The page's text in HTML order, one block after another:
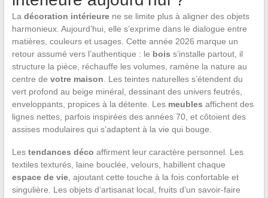
La décoration intérieurene se limite plus à aligner des objets
harmonieux. Aujourd’hui, elle s’exprime dans le dialogue entre
matières, couleurs et usages. Cette année 2026 marque un
retour assumé vers l’authentique : le bois s’installe partout, il
structure la pièce, réchauffe les volumes, ramène la nature au
centre de votre maison . Les teintes naturelles s’étendent du
vert profond au beige minéral, dessinant des univers feutrés,
enveloppants, propices à la détente. Les meubles affichent des
lignes nettes, parfois inspirées des années 70, et côtoient des
assises modulaires qui s’adaptent à la vie qui bouge.
Les tendances déco affirment leur caractère personnel. Les
textiles texturés, laine bouclée, velours, habillent chaque
espace de vie, ajoutant cette touche à la fois confortable et
singulière. Les objets d’artisanat local, fruits d’un savoir-faire